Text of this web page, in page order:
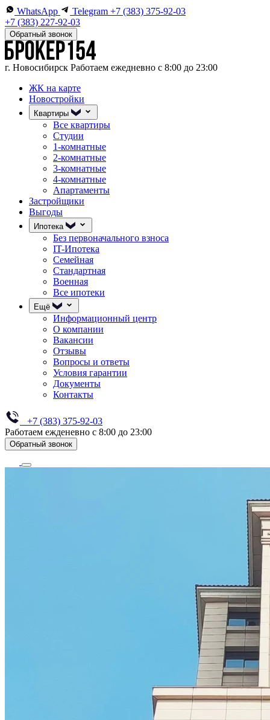
WhatsApp Telegram +7 (383) 375-92-03
+7 (383) 227-92-03
Обратный звонок
г. Новосибирск Работаем ежедневно с 8:00 до 23:00
ЖК на карте
Новостройки
Квартиры
Все квартиры
Студии
1-комнатные
2-комнатные
3-комнатные
4-комнатные
Апартаменты
Застройщики
Выгоды
Ипотека
Без первоначального взноса
IT-Ипотека
Семейная
Стандартная
Военная
Все ипотеки
Ещё
Информационный центр
О компании
Вакансии
Отзывы
Вопросы и ответы
Условия гарантии
Документы
Контакты
+7 (383) 375-92-03
Работаем ежденевно с 8:00 до 23:00
Обратный звонок